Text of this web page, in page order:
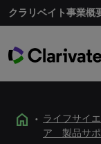
クラリベイト事業概
home • ライフサイ
ア 製品サポ